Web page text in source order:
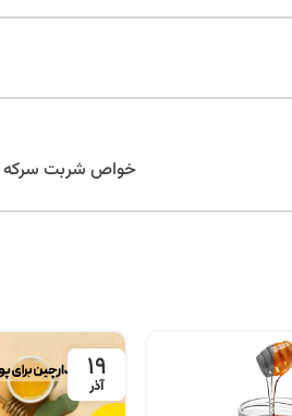
خواص شربت سرکه
19
آذر